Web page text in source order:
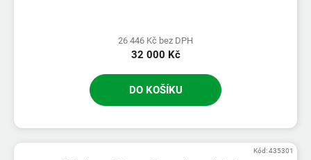
26 446 Kč bez DPH
32 000 Kč
DO KOŠÍKU
Kód:435301